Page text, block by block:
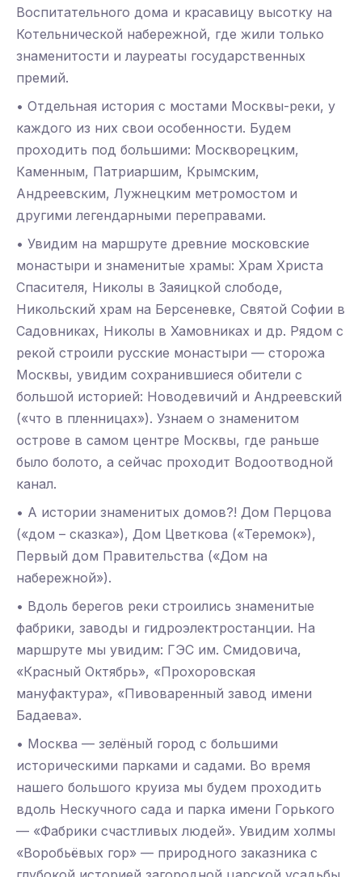
Воспитательного дома и красавицу высотку на
Котельнической набережной, где жили только
знаменитости и лауреаты государственных
премий.
• Отдельная история с мостами Москвы-реки, у
каждого из них свои особенности. Будем
проходить под большими: Москворецким,
Каменным, Патриаршим, Крымским,
Андреевским, Лужнецким метромостом и
другими легендарными переправами.
• Увидим на маршруте древние московские
монастыри и знаменитые храмы: Храм Христа
Спасителя, Николы в Заяицкой слободе,
Никольский храм на Берсеневке, Святой Софии в
Садовниках, Николы в Хамовниках и др. Рядом с
рекой строили русские монастыри — сторожа
Москвы, увидим сохранившиеся обители с
большой историей: Новодевичий и Андреевский
(«что в пленницах»). Узнаем о знаменитом
острове в самом центре Москвы, где раньше
было болото, а сейчас проходит Водоотводной
канал.
• А истории знаменитых домов?! Дом Перцова
(«дом – сказка»), Дом Цветкова («Теремок»),
Первый дом Правительства («Дом на
набережной»).
• Вдоль берегов реки строились знаменитые
фабрики, заводы и гидроэлектростанции. На
маршруте мы увидим: ГЭС им. Смидовича,
«Красный Октябрь», «Прохоровская
мануфактура», «Пивоваренный завод имени
Бадаева».
• Москва — зелёный город с большими
историческими парками и садами. Во время
нашего большого круиза мы будем проходить
вдоль Нескучного сада и парка имени Горького
— «Фабрики счастливых людей». Увидим холмы
«Воробьёвых гор» — природного заказника с